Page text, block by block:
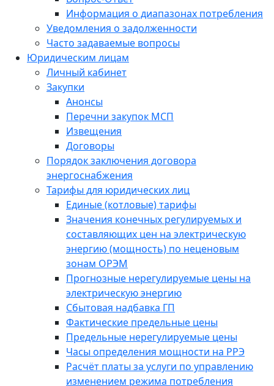
Информация о диапазонах потребления
Уведомления о задолженности
Часто задаваемые вопросы
Юридическим лицам
Личный кабинет
Закупки
Анонсы
Перечни закупок МСП
Извещения
Договоры
Порядок заключения договора
энергоснабжения
Тарифы для юридических лиц
Единые (котловые) тарифы
Значения конечных регулируемых и
составляющих цен на электрическую
энергию (мощность) по неценовым
зонам ОРЭМ
Прогнозные нерегулируемые цены на
электрическую энергию
Сбытовая надбавка ГП
Фактические предельные цены
Предельные нерегулируемые цены
Часы определения мощности на РРЭ
Расчёт платы за услуги по управлению
изменением режима потребления